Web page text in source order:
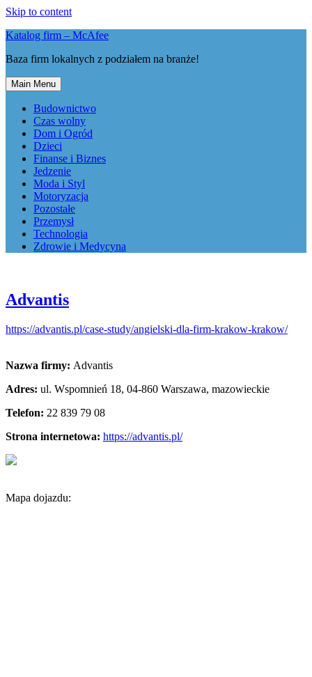
Skip to content
Katalog firm – McAfee
Baza firm lokalnych z podziałem na branże!
Main Menu
Budownictwo
Czas wolny
Dom i Ogród
Dzieci
Finanse i Biznes
Jedzenie
Moda i Styl
Motoryzacja
Pozostałe
Przemysł
Technologia
Zdrowie i Medycyna
Advantis
https://advantis.pl/case-study/angielski-dla-firm-krakow-krakow/
Nazwa firmy: Advantis
Adres: ul. Wspomnień 18, 04-860 Warszawa, mazowieckie
Telefon: 22 839 79 08
Strona internetowa: https://advantis.pl/
Mapa dojazdu: